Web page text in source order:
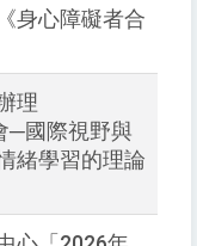
身心障礙者合
理
─國際視野與
緒學習的理論